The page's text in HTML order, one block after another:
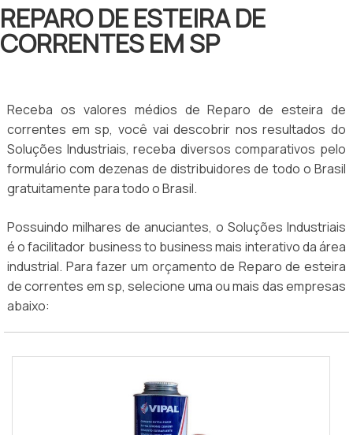
REPARO DE ESTEIRA DE
CORRENTES EM SP
Receba os valores médios de Reparo de esteira de
correntes em sp, você vai descobrir nos resultados do
Soluções Industriais, receba diversos comparativos pelo
formulário com dezenas de distribuidores de todo o Brasil
gratuitamente para todo o Brasil.
Possuindo milhares de anuciantes, o Soluções Industriais
é o facilitador business to business mais interativo da área
industrial. Para fazer um orçamento de Reparo de esteira
de correntes em sp, selecione uma ou mais das empresas
abaixo: